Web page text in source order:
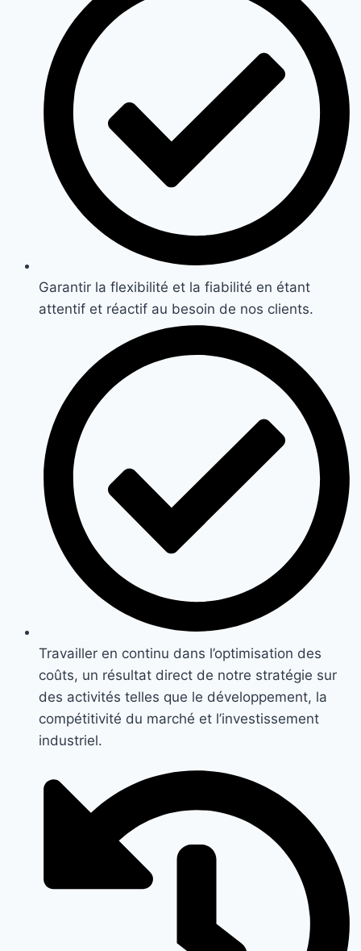
Garantir la flexibilité et la fiabilité en étant
attentif et réactif au besoin de nos clients.
Travailler en continu dans l’optimisation des
coûts, un résultat direct de notre stratégie sur
des activités telles que le développement, la
compétitivité du marché et l’investissement
industriel.